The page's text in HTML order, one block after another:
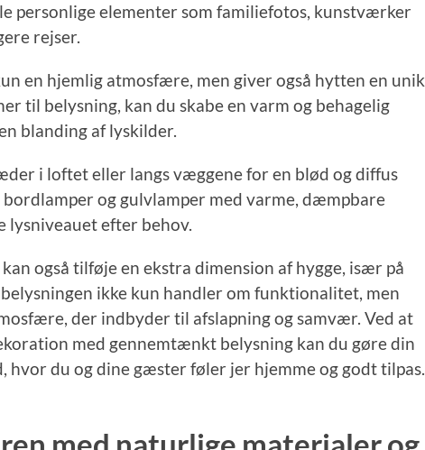
personlige elementer som familiefotos, kunstværker
rejser.
en hjemlig atmosfære, men giver også hytten en unik
til belysning, kan du skabe en varm og behagelig
blanding af lyskilder.
i loftet eller langs væggene for en blød og diffus
bordlamper og gulvlamper med varme, dæmpbare
lysniveauet efter behov.
også tilføje en ekstra dimension af hygge, især på
ikke kun handler om funktionalitet, men
der indbyder til afslapning og samvær. Ved at
med gennemtænkt belysning kan du gøre din
hvor du og dine gæster føler jer hjemme og godt tilpas.